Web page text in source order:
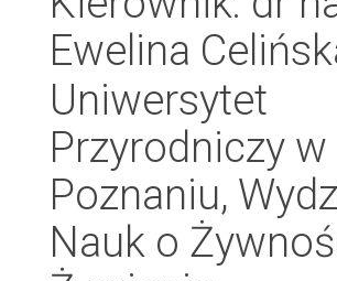
Ewelina
Uniwersytet
Przyrodniczy w
Poznaniu,
Nauk o